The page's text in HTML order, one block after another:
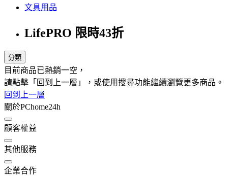
文具用品
LifePRO 限時43折
分類
目前商品已熱銷一空，
請點擊「回到上一層」，或使用搜尋功能繼續瀏覽更多商品。
回到上一層
關於PChome24h
顧客權益
其他服務
企業合作